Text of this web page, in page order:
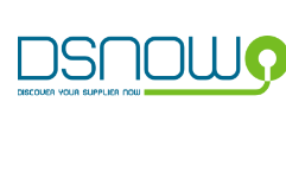
to
content